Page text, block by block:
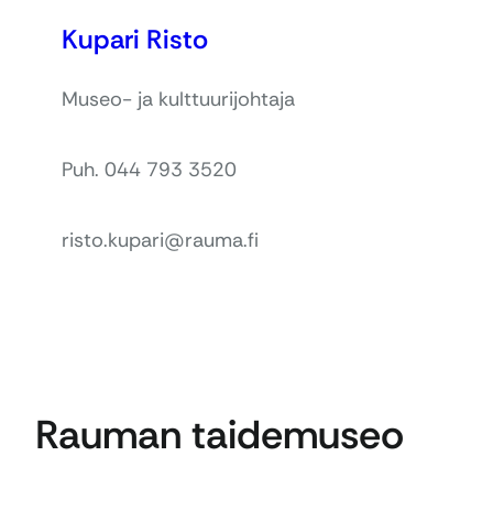
Kupari Risto
Museo- ja kulttuurijohtaja
Puh. 044 793 3520
risto.kupari@rauma.fi
Rauman taidemuseo